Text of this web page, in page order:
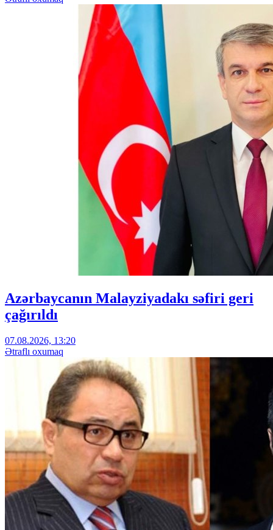
Azərbaycanın Malayziyadakı səfiri geri
çağırıldı
07.08.2026, 13:20
Ətraflı oxumaq